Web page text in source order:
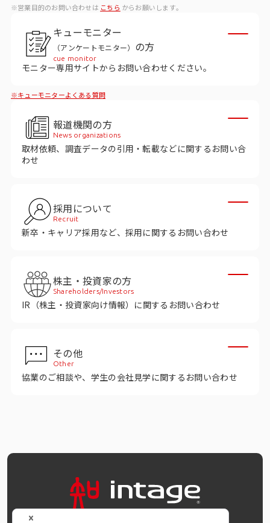
マーケティング支援
マーケティングDX
課題から探す
市場・顧客理解に関する課題
戦略設計に関する課題
施策実行に関する課題
モニタリング／フォローに関する課題
事例紹介
コーポレートサイト
※営業目的のお問い合わせは こちら からお願いします。
キューモニター
（アンケートモニター） の方
cue monitor
モニター専用サイトからお問い合わせください。
※キューモニターよくある質問
報道機関の方
News organizations
取材依頼、調査データの引用・転載などに関するお問い合
わせ
採用について
Recruit
新卒・キャリア採用など、採用に関するお問い合わせ
株主・投資家の方
Shareholders/Investors
IR（株主・投資家向け情報）に関するお問い合わせ
その他
Other
協業のご相談や、学生の会社見学に関するお問い合わせ